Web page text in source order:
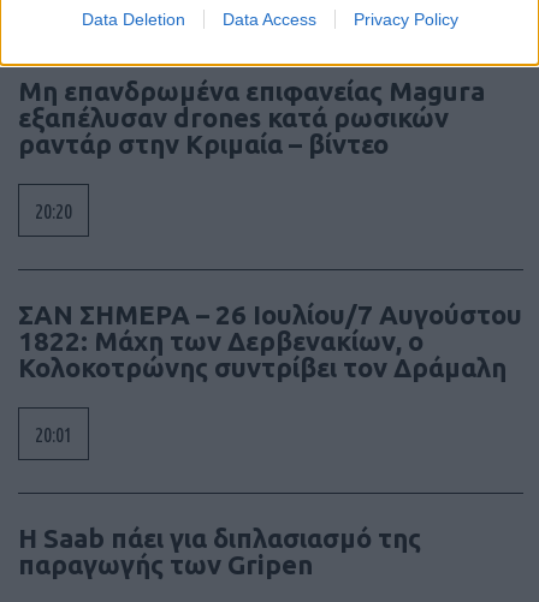
Data Deletion Data Access Privacy Policy
Μη επανδρωμένα επιφανείας Magura
εξαπέλυσαν drones κατά ρωσικών
ραντάρ στην Κριμαία – βίντεο
20:20
ΣΑΝ ΣΗΜΕΡΑ – 26 Ιουλίου/7 Αυγούστου
1822: Μάχη των Δερβενακίων, ο
Κολοκοτρώνης συντρίβει τον Δράμαλη
20:01
H Saab πάει για διπλασιασμό της
παραγωγής των Gripen